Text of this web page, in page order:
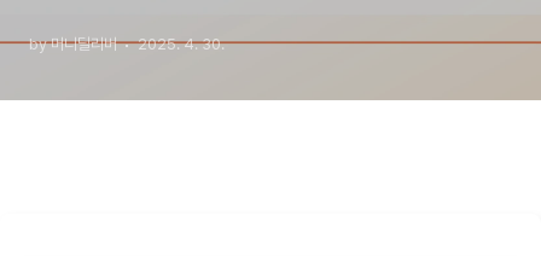
by 머니딜리버 2025. 4. 30.